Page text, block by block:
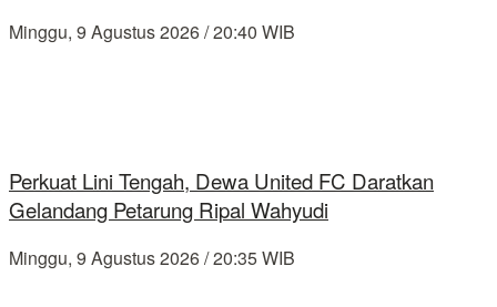
Minggu, 9 Agustus 2026 / 20:40 WIB
Perkuat Lini Tengah, Dewa United FC Daratkan
Gelandang Petarung Ripal Wahyudi
Minggu, 9 Agustus 2026 / 20:35 WIB